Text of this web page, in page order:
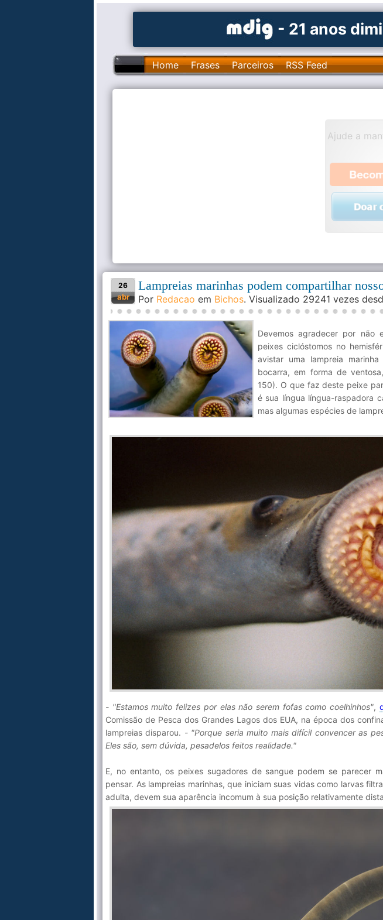
- 21 anos
Home Frases Parceiros RSS Feed
Ajude a
26
abr
Lampreias marinhas podem compartilhar
Por Redacao em Bichos. Visualizado 29241 vezes
Devemos agradecer por não
peixes ciclóstomos no
avistar uma lampreia
bocarra, em forma de
150). O que faz deste peixe
é sua língua língua-raspadora
mas algumas espécies de
- "Estamos muito felizes por elas não serem fofas como coelhinhos",
Comissão de Pesca dos Grandes Lagos dos EUA, na época dos
lampreias disparou. - "Porque seria muito mais difícil convencer as
Eles são, sem dúvida, pesadelos feitos realidade."
E, no entanto, os peixes sugadores de sangue podem se parecer
pensar. As lampreias marinhas, que iniciam suas vidas como larvas
adulta, devem sua aparência incomum à sua posição relativamente